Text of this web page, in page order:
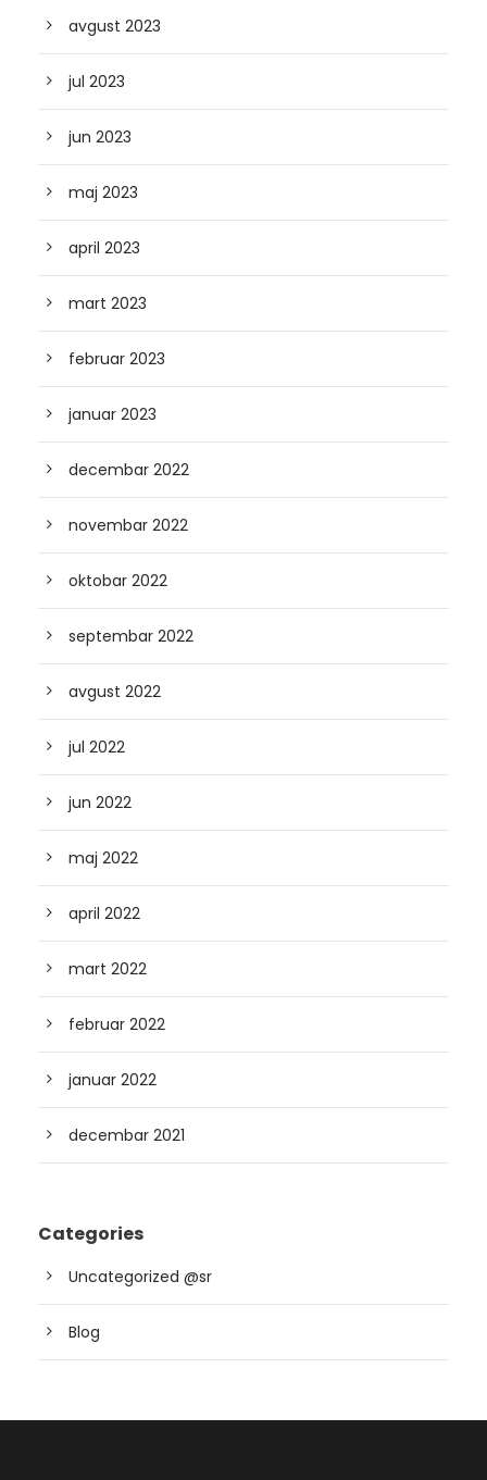
avgust 2023
jul 2023
jun 2023
maj 2023
april 2023
mart 2023
februar 2023
januar 2023
decembar 2022
novembar 2022
oktobar 2022
septembar 2022
avgust 2022
jul 2022
jun 2022
maj 2022
april 2022
mart 2022
februar 2022
januar 2022
decembar 2021
Categories
Uncategorized @sr
Blog